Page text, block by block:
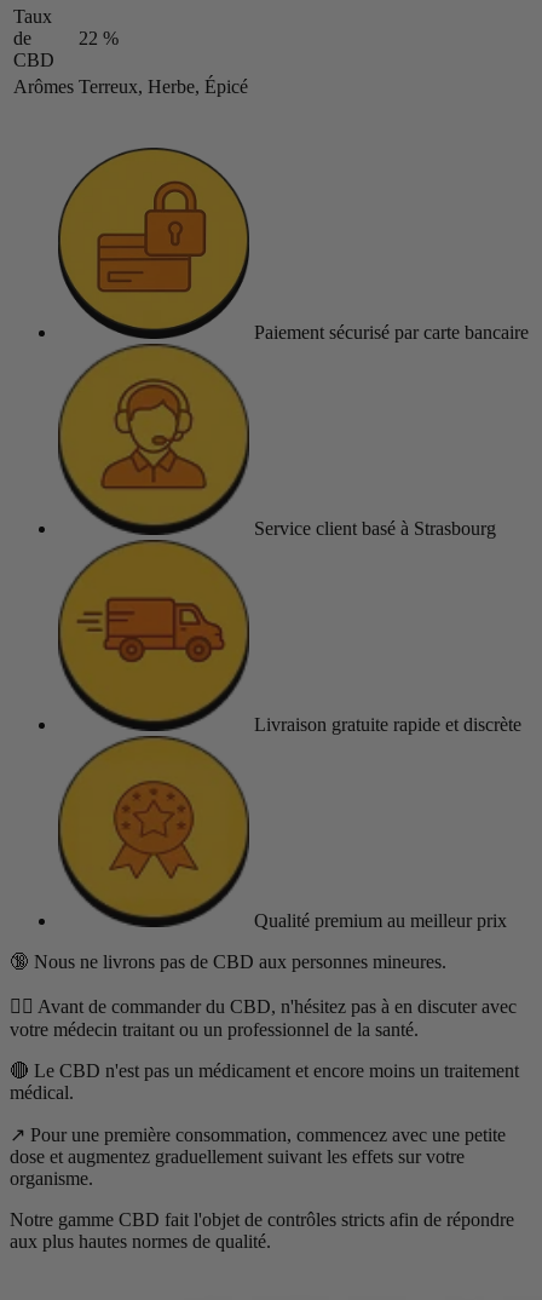
Taux
de
CBD
22 %
Arômes Terreux, Herbe, Épicé
Paiement sécurisé par carte bancaire
Service client basé à Strasbourg
Livraison gratuite rapide et discrète
Qualité premium au meilleur prix
🔞 Nous ne livrons pas de CBD aux personnes mineures.
👨‍⚕️ Avant de commander du CBD, n'hésitez pas à en discuter avec
votre médecin traitant ou un professionnel de la santé.
🔴 Le CBD n'est pas un médicament et encore moins un traitement
médical.
↗️ Pour une première consommation, commencez avec une petite
dose et augmentez graduellement suivant les effets sur votre
organisme.
Notre gamme CBD fait l'objet de contrôles stricts afin de répondre
aux plus hautes normes de qualité.